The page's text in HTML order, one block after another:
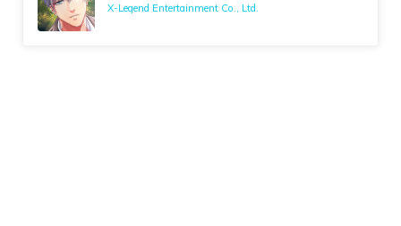
X-Legend Entertainment Co., Ltd.